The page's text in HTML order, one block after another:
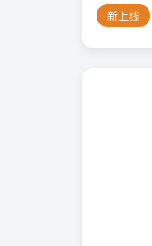
新上线